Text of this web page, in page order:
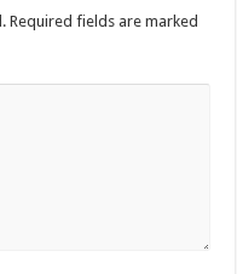
Required fields are marked